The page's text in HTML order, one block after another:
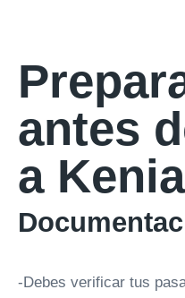
antes
a Kenia
-Debes verificar tus